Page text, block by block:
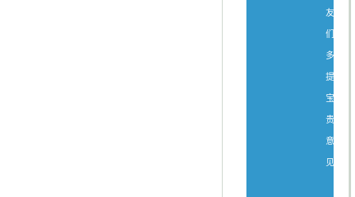
友
们
多
提
宝
贵
意
见。